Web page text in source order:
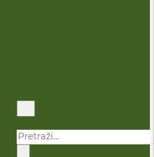
Pretraga